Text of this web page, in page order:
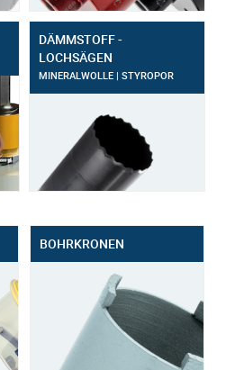
DÄMMSTOFF -
LOCHSÄGEN
MINERALWOLLE | STYROPOR
BOHRKRONEN